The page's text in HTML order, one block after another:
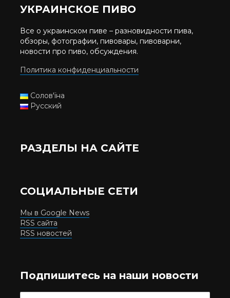
УКРАИНСКОЕ ПИВО
Все о украинском пиве – разновидности пива,
обзоры, фотографии, пивовары, пивоварни,
новости про пиво, обсуждения.
Политика конфиденциальности
Солов'їна
Русский
РАЗДЕЛЫ НА САЙТЕ
СОЦИАЛЬНЫЕ СЕТИ
Мы в Google News
RSS сайта
RSS новостей
Подпишитесь на наши новости